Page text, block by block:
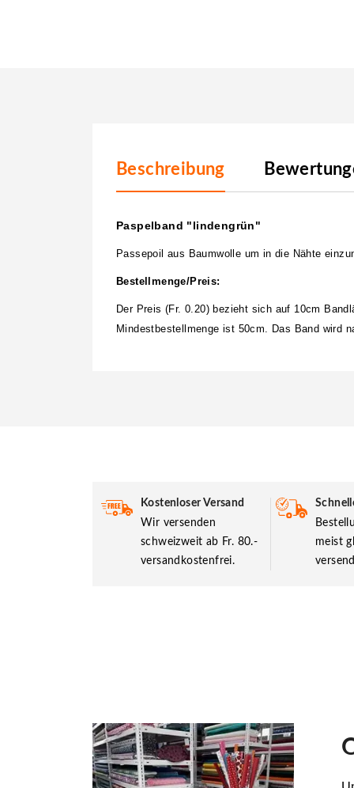
Beschreibung
Paspelband "lindengrün"
Passepoil aus Baumwolle um in die Nähte
Bestellmenge/Preis:
Der Preis (Fr. 0.20) bezieht sich auf 10cm
Mindestbestellmenge ist 50cm. Das Band wird
Kostenloser Versand
Wir versenden
schweizweit ab Fr. 80.-
versandkostenfrei.
meist